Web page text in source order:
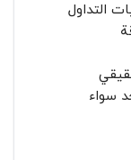
التداول
سواء